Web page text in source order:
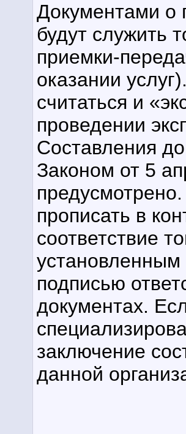
Документами о
будут служить
приемки-
оказании
считаться и
проведении
Составления
Законом от 5
прописать в
соответствие
установленным
подписью
документах.
заключение
данной